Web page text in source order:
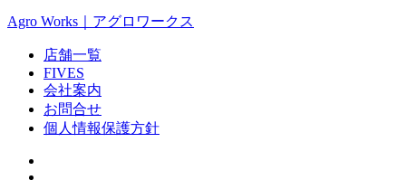
Agro Works｜アグロワークス
店舗一覧
FIVES
会社案内
お問合せ
個人情報保護方針